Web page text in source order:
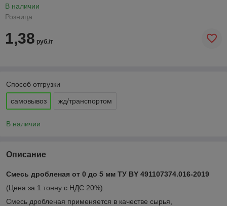
В наличии
Розница
1,38 руб./т
Способ отгрузки
самовывоз жд/транспортом
В наличии
Описание
Смесь дробленая от 0 до 5 мм ТУ BY 491107374.016-2019
(Цена за 1 тонну с НДС 20%).
Смесь дробленая применяется в качестве сырья,